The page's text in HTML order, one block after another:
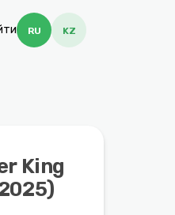
RU KZ
King